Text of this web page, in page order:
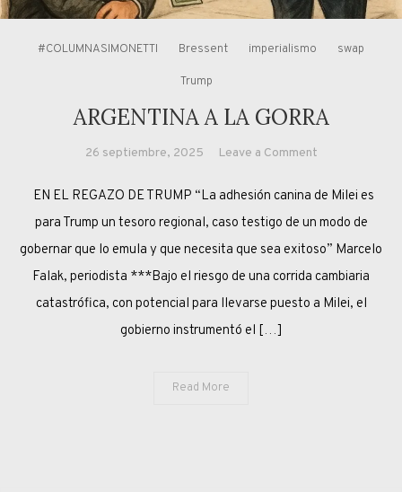
#COLUMNASIMONETTI Bressent imperialismo swap
Trump
ARGENTINA A LA GORRA
26 septiembre, 2025 Leave a Commenton
A
LA
GORRA
EN EL REGAZO DE TRUMP “La adhesión canina de Milei es
para Trump un tesoro regional, caso testigo de un modo de
gobernar que lo emula y que necesita que sea exitoso” Marcelo
Falak, periodista ***Bajo el riesgo de una corrida cambiaria
catastrófica, con potencial para llevarse puesto a Milei, el
gobierno instrumentó el […]
Read More